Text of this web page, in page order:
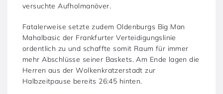
versuchte Aufholmanöver.
Fatalerweise setzte zudem Oldenburgs Big Man
Mahalbasic der Frankfurter Verteidigungslinie
ordentlich zu und schaffte somit Raum für immer
mehr Abschlüsse seiner Baskets. Am Ende lagen die
Herren aus der Wolkenkratzerstadt zur
Halbzeitpause bereits 26:45 hinten.